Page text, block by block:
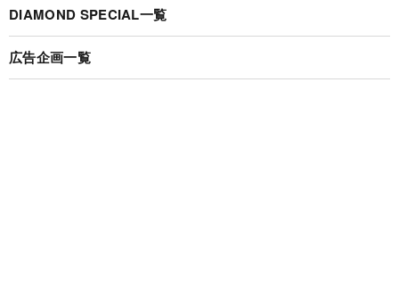
DIAMOND SPECIAL一覧
広告企画一覧